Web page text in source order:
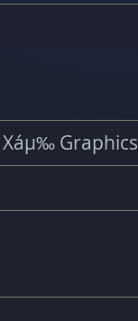
Graphics